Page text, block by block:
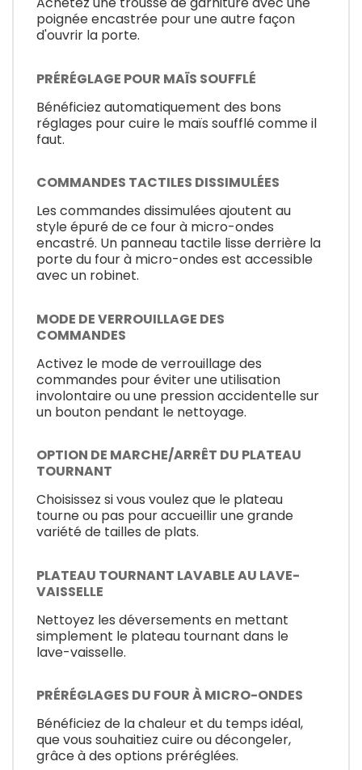
poignée encastrée pour une autre façon
d'ouvrir la porte.
PRÉRÉGLAGE POUR MAÏS SOUFFLÉ
Bénéficiez automatiquement des bons
réglages pour cuire le maïs soufflé comme il
faut.
COMMANDES TACTILES DISSIMULÉES
Les commandes dissimulées ajoutent au
style épuré de ce four à micro-ondes
encastré. Un panneau tactile lisse derrière la
porte du four à micro-ondes est accessible
avec un robinet.
MODE DE VERROUILLAGE DES
COMMANDES
Activez le mode de verrouillage des
commandes pour éviter une utilisation
involontaire ou une pression accidentelle sur
un bouton pendant le nettoyage.
OPTION DE MARCHE/ARRÊT DU PLATEAU
TOURNANT
Choisissez si vous voulez que le plateau
tourne ou pas pour accueillir une grande
variété de tailles de plats.
PLATEAU TOURNANT LAVABLE AU LAVE-
VAISSELLE
Nettoyez les déversements en mettant
simplement le plateau tournant dans le
lave-vaisselle.
PRÉRÉGLAGES DU FOUR À MICRO-ONDES
Bénéficiez de la chaleur et du temps idéal,
que vous souhaitiez cuire ou décongeler,
grâce à des options préréglées.